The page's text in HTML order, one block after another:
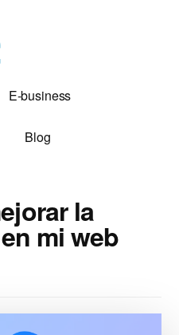
E-business
Blog
la
mi web